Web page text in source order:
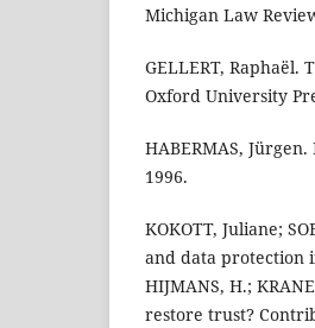
Michigan Law
GELLERT,
Oxford University
HABERMAS,
1996.
KOKOTT, Juliane;
and data protection
HIJMANS, H.;
restore trust?